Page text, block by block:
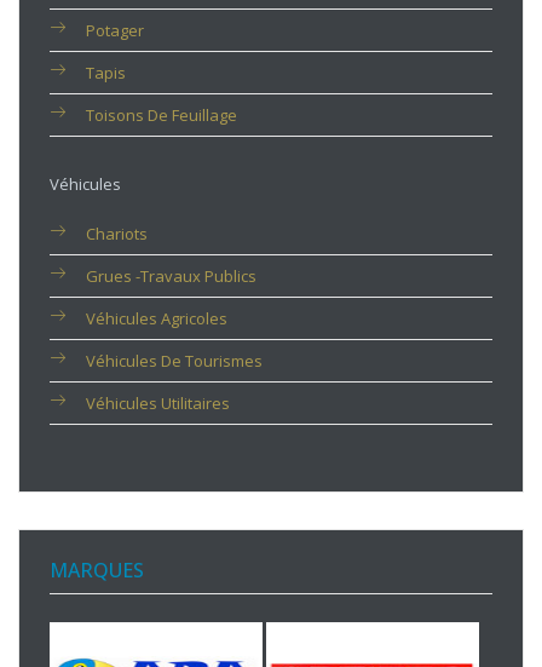
Potager
Tapis
Toisons De Feuillage
Véhicules
Chariots
Grues -travaux Publics
Véhicules Agricoles
Véhicules De Tourismes
Véhicules Utilitaires
MARQUES